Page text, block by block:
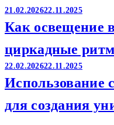
21.02.202622.11.2025
Как освещение
циркадные
22.02.202622.11.2025
Использование
для создания